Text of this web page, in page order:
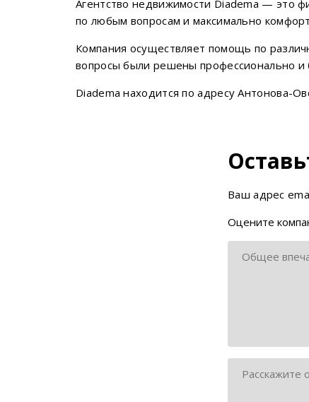
Агентство недвижимости Diadema — это
по любым вопросам и максимально
Компания осуществляет помощь по
вопросы были решены профессионально и
Diadema находится по адресу Антонова-
Ваш адрес
Оцените